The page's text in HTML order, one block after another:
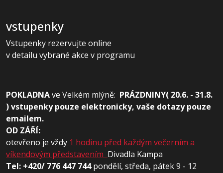
vstupenky
Vstupenky rezervujte online
v detailu vybrané akce v programu
POKLADNAve Velkém mlýně: PRÁZDNINY( 20.6. - 31.8.
) vstupenky pouze elektronicky, vaše dotazy pouze
emailem.
OD ZÁŘÍ:
otevřeno je vždy 1 hodinu před každým večerním a
víkendovým představením Divadla Kampa
Tel: +420/ 776 447 744pondělí, středa, pátek 9 - 12